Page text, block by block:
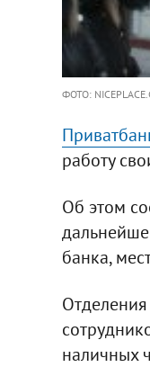
ФОТО:
работу
Об этом
банка,
наличных